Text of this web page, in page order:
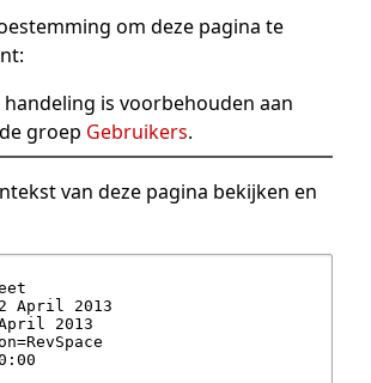
om deze pagina te
handeling is voorbehouden aan
groep Gebruikers.
van deze pagina bekijken en